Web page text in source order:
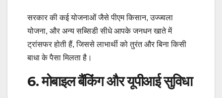
सरकार की कई योजनाओं जैसे पीएम किसान, उज्ज्वला
योजना, और अन्य सब्सिडी सीधे आपके जनधन खाते में
ट्रांसफर होती हैं, जिससे लाभार्थी को तुरंत और बिना किसी
बाधा के पैसा मिलता है।
6. मोबाइल बैंकिंग और यूपीआई सुविधा